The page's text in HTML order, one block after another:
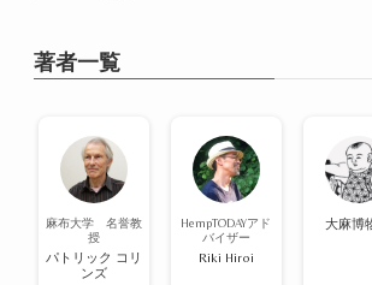
著者一覧
麻布大学 名誉教
授
パトリック コリ
ンズ
HempTODAYアド
バイザー
Riki Hiroi
大麻博